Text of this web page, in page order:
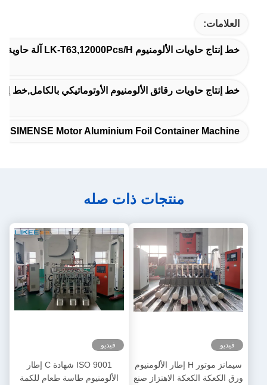
العلامات:
خط إنتاج حاويات الألومنيوم LK-T63,12000Pcs/h آلة حاوية ورق الألومنيوم,آلة حاويات الألومنيوم من ورق الألومنيوم
خط إنتاج حاويات رقائق الألومنيوم الأوتوماتيكي بالكامل,خط إنتاج حاويات من ورق
SIMENSE Motor Aluminium Foil Container Machine
منتجات ذات صله
فيديو
سيمانز موتور H إطار الألومنيوم
ورق الكعكة الكعكة الاهتزاز صنع
فيديو
ISO 9001 شهادة C إطار
الألومنيوم طاسة طعام للكمة